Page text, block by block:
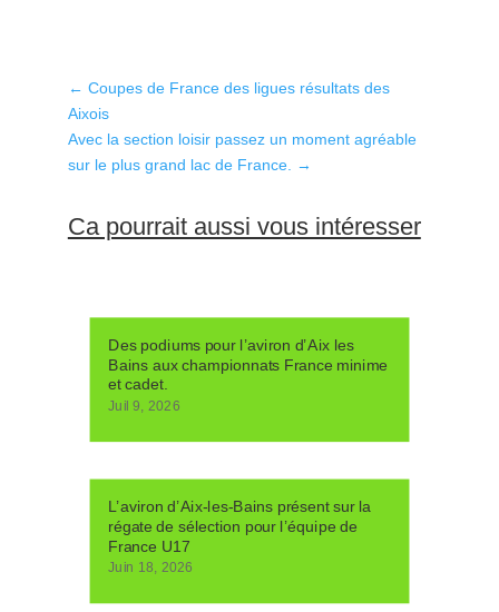
← Coupes de France des ligues résultats des
Aixois
Avec la section loisir passez un moment agréable
sur le plus grand lac de France.
→
Ca pourrait aussi vous intéresser
Des podiums pour l’aviron d’Aix les
Bains aux championnats France minime
et cadet.
Juil 9, 2026
L’aviron d’Aix-les-Bains présent sur la
régate de sélection pour l’équipe de
France U17
Juin 18, 2026